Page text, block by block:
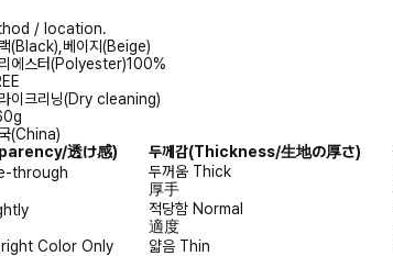
/ location.
(Black),베이지(Beige)
에스터(Polyester)100%
이크리닝(Dry cleaning)
(China)
透け感) 두께감(Thickness/生地の厚さ)
through
두꺼움 Thick
厚手
적당함 Normal
適度
Color Only
얇음 Thin